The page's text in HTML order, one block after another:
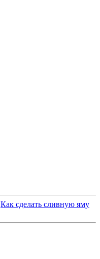
Как сделать сливную яму